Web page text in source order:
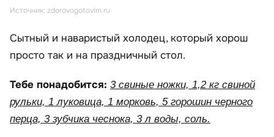
Источник: zdorovogotovim.ru
Сытный и наваристый холодец, который хорош
просто так и на праздничный стол.
Тебе понадобится: 3 свиные ножки, 1,2 кг свиной
рульки, 1 луковица, 1 морковь, 5 горошин черного
перца, 3 зубчика чеснока, 3 л воды, соль.